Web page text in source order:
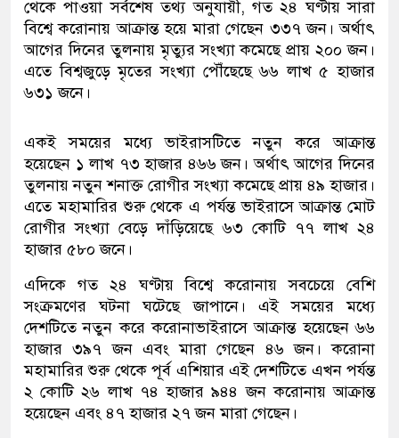
থেকে পাওয়া সর্বশেষ তথ্য অনুযায়ী, গত ২৪ ঘণ্টায় সারা
বিশ্বে করোনায় আক্রান্ত হয়ে মারা গেছেন ৩৩৭ জন। অর্থাৎ
আগের দিনের তুলনায় মৃত্যুর সংখ্যা কমেছে প্রায় ২০০ জন।
এতে বিশ্বজুড়ে মৃতের সংখ্যা পৌঁছেছে ৬৬ লাখ ৫ হাজার
৬৩১ জনে।
একই সময়ের মধ্যে ভাইরাসটিতে নতুন করে আক্রান্ত
হয়েছেন ১ লাখ ৭৩ হাজার ৪৬৬ জন। অর্থাৎ আগের দিনের
তুলনায় নতুন শনাক্ত রোগীর সংখ্যা কমেছে প্রায় ৪৯ হাজার।
এতে মহামারির শুরু থেকে এ পর্যন্ত ভাইরাসে আক্রান্ত মোট
রোগীর সংখ্যা বেড়ে দাঁড়িয়েছে ৬৩ কোটি ৭৭ লাখ ২৪
হাজার ৫৮০ জনে।
এদিকে গত ২৪ ঘণ্টায় বিশ্বে করোনায় সবচেয়ে বেশি
সংক্রমণের ঘটনা ঘটেছে জাপানে। এই সময়ের মধ্যে
দেশটিতে নতুন করে করোনাভাইরাসে আক্রান্ত হয়েছেন ৬৬
হাজার ৩৯৭ জন এবং মারা গেছেন ৪৬ জন। করোনা
মহামারির শুরু থেকে পূর্ব এশিয়ার এই দেশটিতে এখন পর্যন্ত
২ কোটি ২৬ লাখ ৭৪ হাজার ৯৪৪ জন করোনায় আক্রান্ত
হয়েছেন এবং ৪৭ হাজার ২৭ জন মারা গেছেন।